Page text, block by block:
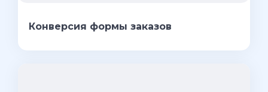
Конверсия формы заказов